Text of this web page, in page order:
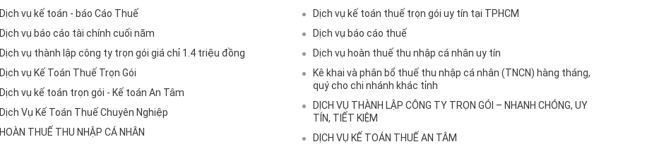
Dịch vụ kế toán - báo Cáo Thuế
Dịch vụ kế toán thuế trọn gói uy tín tại TPHCM
Dịch vụ báo cáo tài chính cuối năm
Dịch vụ báo cáo thuế
Dịch vụ thành lập công ty trọn gói giá chỉ 1.4 triệu đồng
Dịch vụ hoàn thuế thu nhập cá nhân uy tín
Dịch vụ Kế Toán Thuế Trọn Gói
Kê khai và phân bổ thuế thu nhập cá nhân (TNCN) hàng tháng,
quý cho chi nhánh khác tỉnh
Dịch vụ kế toán trọn gói - Kế toán An Tâm
DỊCH VỤ THÀNH LẬP CÔNG TY TRỌN GÓI – NHANH CHÓNG, UY
TÍN, TIẾT KIỆM
Dịch Vụ Kế Toán Thuế Chuyên Nghiệp
HOÀN THUẾ THU NHẬP CÁ NHÂN
DỊCH VỤ KẾ TOÁN THUẾ AN TÂM